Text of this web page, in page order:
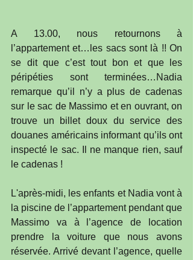
A 13.00, nous retournons à
l’appartement et…les sacs sont là !! On
se dit que c’est tout bon et que les
péripéties sont terminées…Nadia
remarque qu’il n’y a plus de cadenas
sur le sac de Massimo et en ouvrant, on
trouve un billet doux du service des
douanes américains informant qu’ils ont
inspecté le sac. Il ne manque rien, sauf
le cadenas !
L'après-midi, les enfants et Nadia vont à
la piscine de l’appartement pendant que
Massimo va à l’agence de location
prendre la voiture que nous avons
réservée. Arrivé devant l’agence, quelle